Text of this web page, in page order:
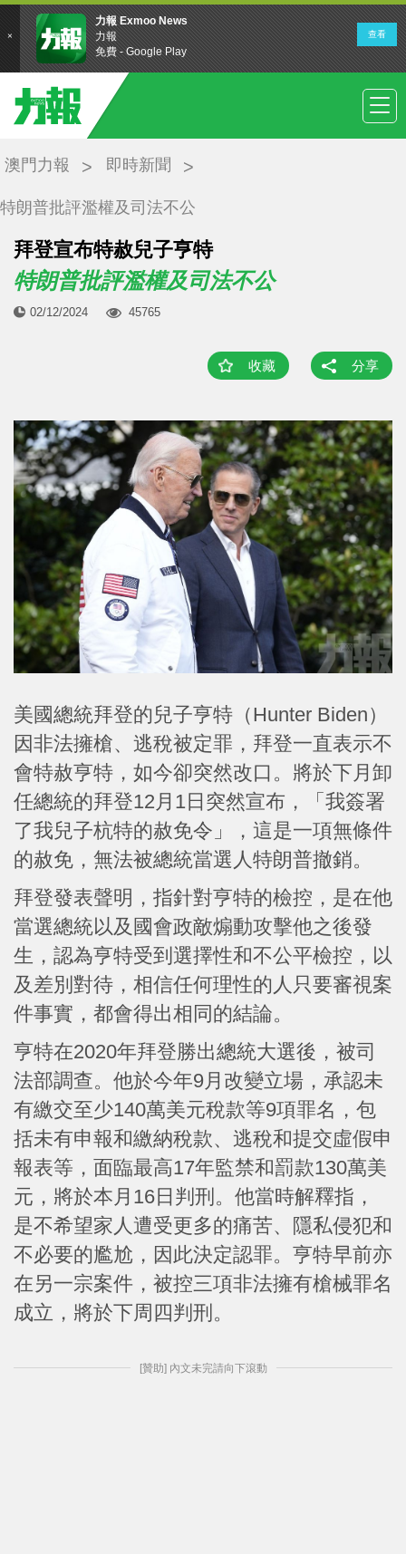
澳門力報 即時新聞
特朗普批評濫權及司法不公
拜登宣布特赦兒子亨特
特朗普批評濫權及司法不公
02/12/2024 45765
收藏 分享
美國總統拜登的兒子亨特（Hunter Biden）
因非法擁槍、逃稅被定罪，拜登一直表示不
會特赦亨特，如今卻突然改口。將於下月卸
任總統的拜登12月1日突然宣布，「我簽署
了我兒子杭特的赦免令」，這是一項無條件
的赦免，無法被總統當選人特朗普撤銷。
拜登發表聲明，指針對亨特的檢控，是在他
當選總統以及國會政敵煽動攻擊他之後發
生，認為亨特受到選擇性和不公平檢控，以
及差別對待，相信任何理性的人只要審視案
件事實，都會得出相同的結論。
亨特在2020年拜登勝出總統大選後，被司
法部調查。他於今年9月改變立場，承認未
有繳交至少140萬美元稅款等9項罪名，包
括未有申報和繳納稅款、逃稅和提交虛假申
報表等，面臨最高17年監禁和罰款130萬美
元，將於本月16日判刑。他當時解釋指，
是不希望家人遭受更多的痛苦、隱私侵犯和
不必要的尷尬，因此決定認罪。亨特早前亦
在另一宗案件，被控三項非法擁有槍械罪名
成立，將於下周四判刑。
[贊助] 內文未完請向下滾動